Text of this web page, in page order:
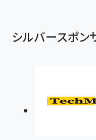
シルバースポン